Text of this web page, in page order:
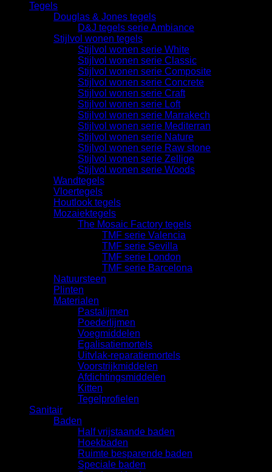
Tegels
Douglas & Jones tegels
D&J tegels serie Ambiance
Stijlvol wonen tegels
Stijlvol wonen serie White
Stijlvol wonen serie Classic
Stijlvol wonen serie Composite
Stijlvol wonen serie Concrete
Stijlvol wonen serie Craft
Stijlvol wonen serie Loft
Stijlvol wonen serie Marrakech
Stijlvol wonen serie Mediterran
Stijlvol wonen serie Nature
Stijlvol wonen serie Raw stone
Stijlvol wonen serie Zellige
Stijlvol wonen serie Woods
Wandtegels
Vloertegels
Houtlook tegels
Mozaiektegels
The Mosaic Factory tegels
TMF serie Valencia
TMF serie Sevilla
TMF serie London
TMF serie Barcelona
Natuursteen
Plinten
Materialen
Pastalijmen
Poederlijmen
Voegmiddelen
Egalisatiemortels
Uitvlak-reparatiemortels
Voorstrijkmiddelen
Afdichtingsmiddelen
Kitten
Tegelprofielen
Sanitair
Baden
Half vrijstaande baden
Hoekbaden
Ruimte besparende baden
Speciale baden